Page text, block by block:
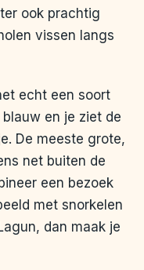
ook prachtig
vissen langs
echt een soort
en je ziet de
De meeste grote,
net buiten de
een bezoek
met snorkelen
dan maak je